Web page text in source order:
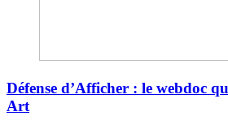
Défense d’Afficher : le webdoc
Art